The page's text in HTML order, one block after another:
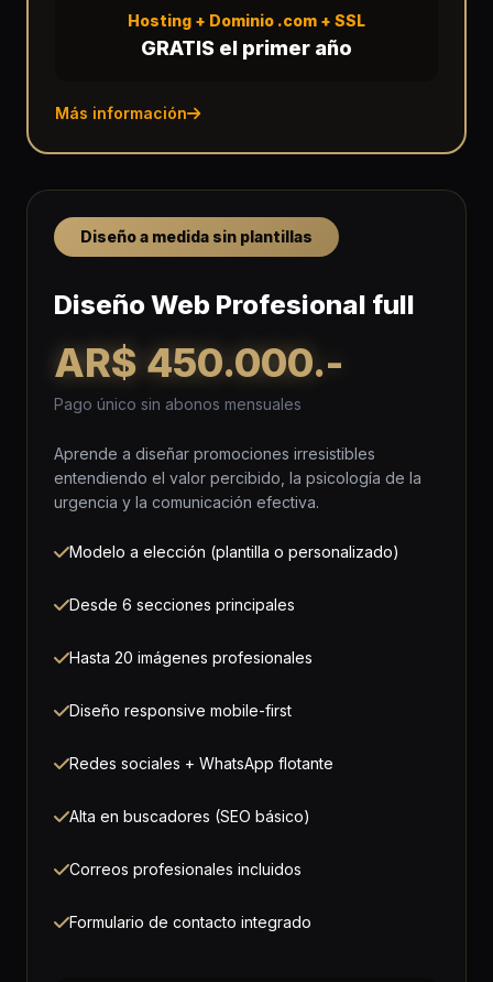
Hosting + Dominio .com + SSL
GRATIS el primer año
Más información
Diseño a medida sin plantillas
Diseño Web Profesional full
AR$ 450.000.-
Pago único sin abonos mensuales
Aprende a diseñar promociones irresistibles
entendiendo el valor percibido, la psicología de la
urgencia y la comunicación efectiva.
Modelo a elección (plantilla o personalizado)
Desde 6 secciones principales
Hasta 20 imágenes profesionales
Diseño responsive mobile-first
Redes sociales + WhatsApp flotante
Alta en buscadores (SEO básico)
Correos profesionales incluidos
Formulario de contacto integrado